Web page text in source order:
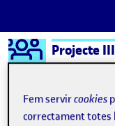
Saltar al contingut
Logo Ágora
Fem servircookies
correctament totes